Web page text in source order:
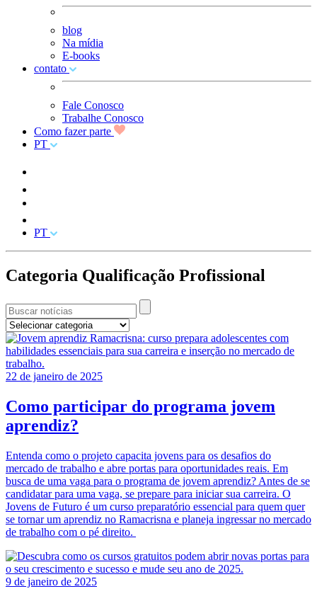
blog
Na mídia
E-books
contato
Fale Conosco
Trabalhe Conosco
Como fazer parte
PT
PT
Categoria Qualificação Profissional
22 de janeiro de 2025
Como participar do programa jovem
aprendiz?
Entenda como o projeto capacita jovens para os desafios do
mercado de trabalho e abre portas para oportunidades reais. Em
busca de uma vaga para o programa de jovem aprendiz? Antes de se
candidatar para uma vaga, se prepare para iniciar sua carreira. O
Jovens de Futuro é um curso preparatório essencial para quem quer
se tornar um aprendiz no Ramacrisna e planeja ingressar no mercado
de trabalho com o pé direito.
9 de janeiro de 2025